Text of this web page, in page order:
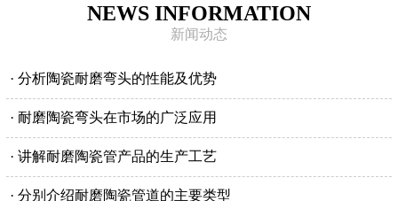
NEWS INFORMATION
新闻动态
· 分析陶瓷耐磨弯头的性能及优势
· 耐磨陶瓷弯头在市场的广泛应用
· 讲解耐磨陶瓷管产品的生产工艺
· 分别介绍耐磨陶瓷管道的主要类型